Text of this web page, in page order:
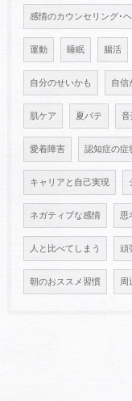
感情のカウンセリング･
運動 睡眠 腸活
自分のせいかも 自信
肌ケア 夏バテ 音
愛着障害 認知症の症
キャリアと自己実現
ネガティブな感情 思
人と比べてしまう 頑
朝のおススメ習慣 周